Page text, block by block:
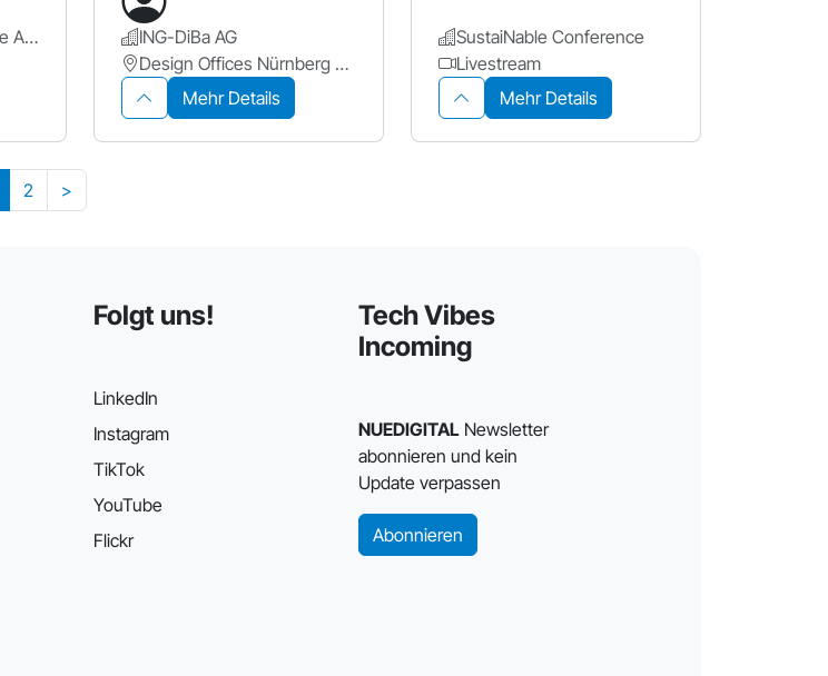
Technische Hochschule Aschaffenburg
ING-DiBa AG
Design Offices Nürnberg Hauptbahnhof
Mehr Details
SustaiNable Conference
Livestream
Mehr Details
2 >
Folgt uns!
LinkedIn
Instagram
TikTok
YouTube
Flickr
Tech Vibes
Incoming
NUEDIGITALNewsletter
abonnieren und kein
Update verpassen
Abonnieren